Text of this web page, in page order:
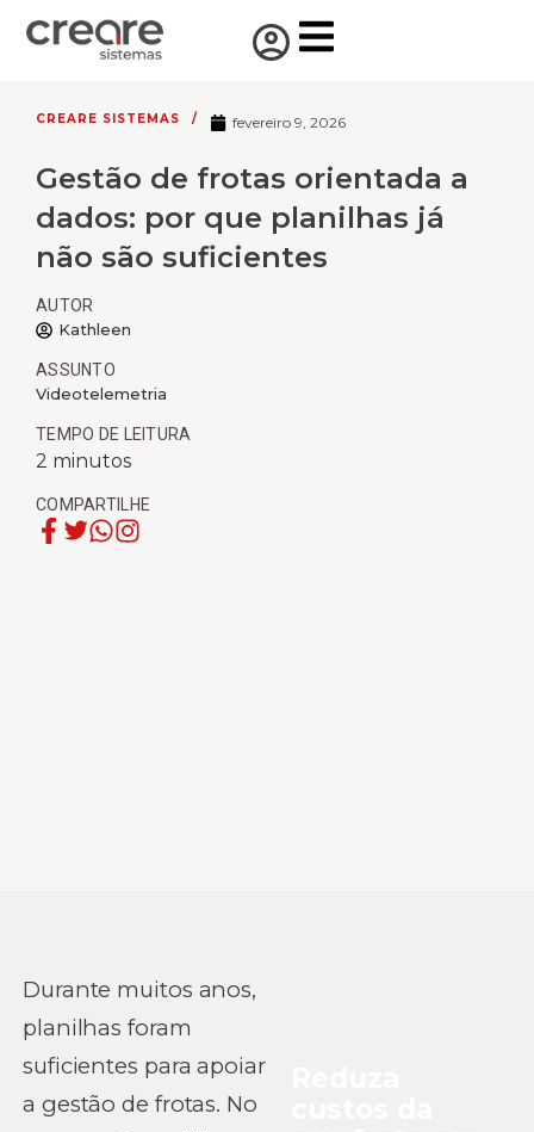
CREARE SISTEMAS / fevereiro 9, 2026
Gestão de frotas orientada a
dados: por que planilhas já
não são suficientes
AUTOR
Kathleen
ASSUNTO
Videotelemetria
TEMPO DE LEITURA
2 minutos
COMPARTILHE
Durante muitos anos,
planilhas foram
suficientes para apoiar
a gestão de frotas. No